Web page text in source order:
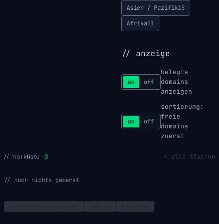
Asien / Pazifik18
Afrika11
// anzeige
on off
belegte
domains
anzeigen
on off
sortierung:
freie
domains
zuerst
// merkliste ·0 ✕ alle löschen
noch nichts gemerkt